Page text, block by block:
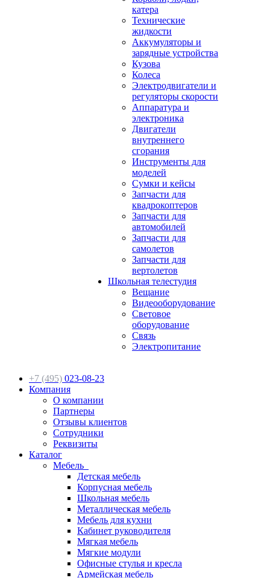
катера
Технические
жидкости
Аккумуляторы и
зарядные устройства
Кузова
Колеса
Электродвигатели и
регуляторы скорости
Аппаратура и
электроника
Двигатели
внутреннего
сгорания
Инструменты для
моделей
Сумки и кейсы
Запчасти для
квадрокоптеров
Запчасти для
автомобилей
Запчасти для
самолетов
Запчасти для
вертолетов
Школьная телестудия
Вещание
Видеооборудование
Световое
оборудование
Связь
Электропитание
+7 (495) 023-08-23
Компания
О компании
Партнеры
Отзывы клиентов
Сотрудники
Реквизиты
Каталог
Мебель
Детская мебель
Корпусная мебель
Школьная мебель
Металлическая мебель
Мебель для кухни
Кабинет руководителя
Мягкая мебель
Мягкие модули
Офисные стулья и кресла
Армейская мебель